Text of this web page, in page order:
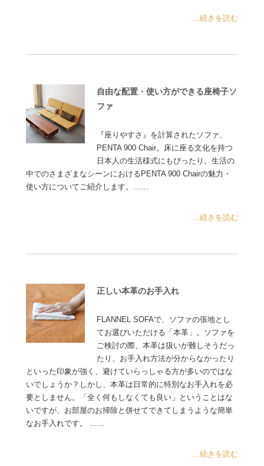
...続きを読む
自由な配置・使い方ができる座椅子ソ
ファ
『座りやすさ』を計算されたソファ、
PENTA 900 Chair。床に座る文化を持つ
日本人の生活様式にもぴったり。生活の
中でのさまざまなシーンにおけるPENTA 900 Chairの魅力・
使い方についてご紹介します。……
...続きを読む
正しい本革のお手入れ
FLANNEL SOFAで、ソファの張地とし
てお選びいただける「本革」。ソファを
ご検討の際、本革は扱いが難しそうだっ
たり、お手入れ方法が分からなかったり
といった印象が強く、避けていらっしゃる方が多いのではな
いでしょうか？しかし、本革は日常的に特別なお手入れを必
要としません。「全く何もしなくても良い」ということはな
いですが、お部屋のお掃除と併せてできてしまうような簡単
なお手入れです。 ……
...続きを読む